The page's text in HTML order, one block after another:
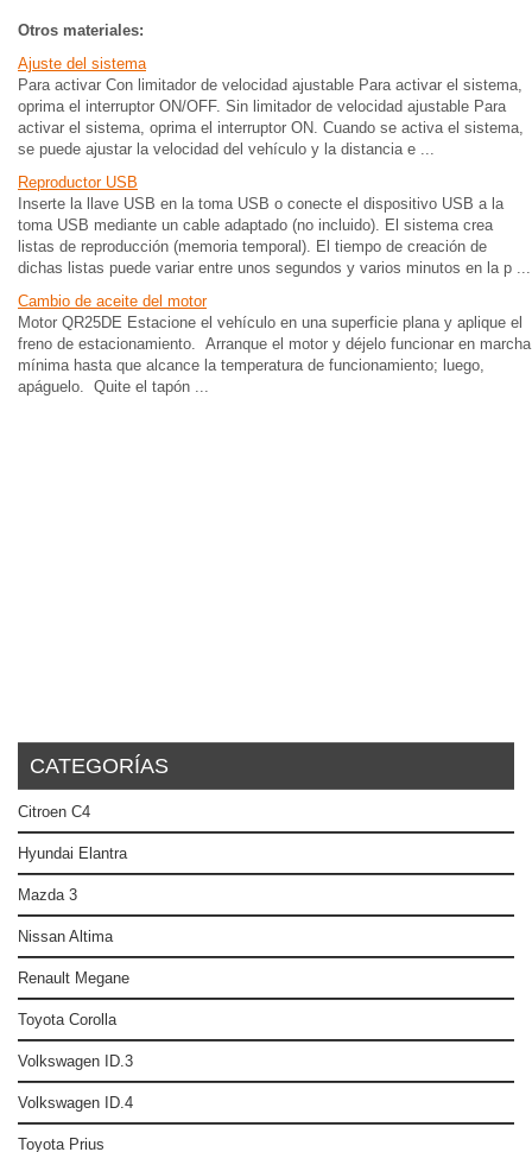
Otros materiales:
Ajuste del sistema
Para activar Con limitador de velocidad ajustable Para activar el sistema,
oprima el interruptor ON/OFF. Sin limitador de velocidad ajustable Para
activar el sistema, oprima el interruptor ON. Cuando se activa el sistema,
se puede ajustar la velocidad del vehículo y la distancia e ...
Reproductor USB
Inserte la llave USB en la toma USB o conecte el dispositivo USB a la
toma USB mediante un cable adaptado (no incluido). El sistema crea
listas de reproducción (memoria temporal). El tiempo de creación de
dichas listas puede variar entre unos segundos y varios minutos en la p ...
Cambio de aceite del motor
Motor QR25DE Estacione el vehículo en una superficie plana y aplique el
freno de estacionamiento. Arranque el motor y déjelo funcionar en marcha
mínima hasta que alcance la temperatura de funcionamiento; luego,
apáguelo. Quite el tapón ...
CATEGORÍAS
Citroen C4
Hyundai Elantra
Mazda 3
Nissan Altima
Renault Megane
Toyota Corolla
Volkswagen ID.3
Volkswagen ID.4
Toyota Prius